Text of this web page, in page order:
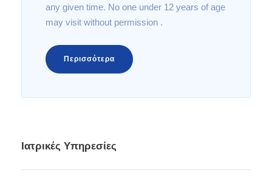
any given time. No one under 12 years of age
may visit without permission .
Περισσότερα
Ιατρικές Υπηρεσίες